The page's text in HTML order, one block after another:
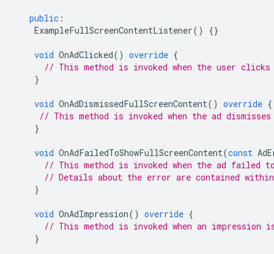
public :
ExampleFullScreenContentListener() {}
void OnAdClicked() override {
// This method is invoked when the user
}
void OnAdDismissedFullScreenContent() override {
// This method is invoked when the ad
}
void OnAdFailedToShowFullScreenContent(const
// This method is invoked when the ad failed
// Details about the error are contained within
}
void OnAdImpression() override {
// This method is invoked when an impression
}